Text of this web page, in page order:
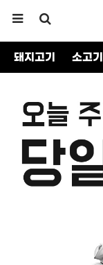
돼지고기 소고기